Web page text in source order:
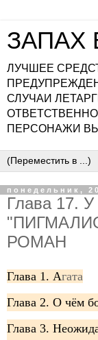
ЗАПАХ
ЛУЧШЕЕ
СЛУЧАИ
ПЕРСОНАЖИ
понедельник,
Глава 17.
РОМАН
Глава 1. Агата
Глава 2. О чём
Глава 3.